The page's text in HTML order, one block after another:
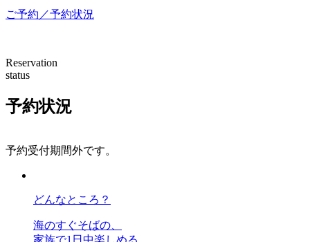
ご予約／予約状況
Reservation
status
予約状況
予約受付期間外です。
どんなところ？
海のすぐそばの、
家族で1日中楽しめる